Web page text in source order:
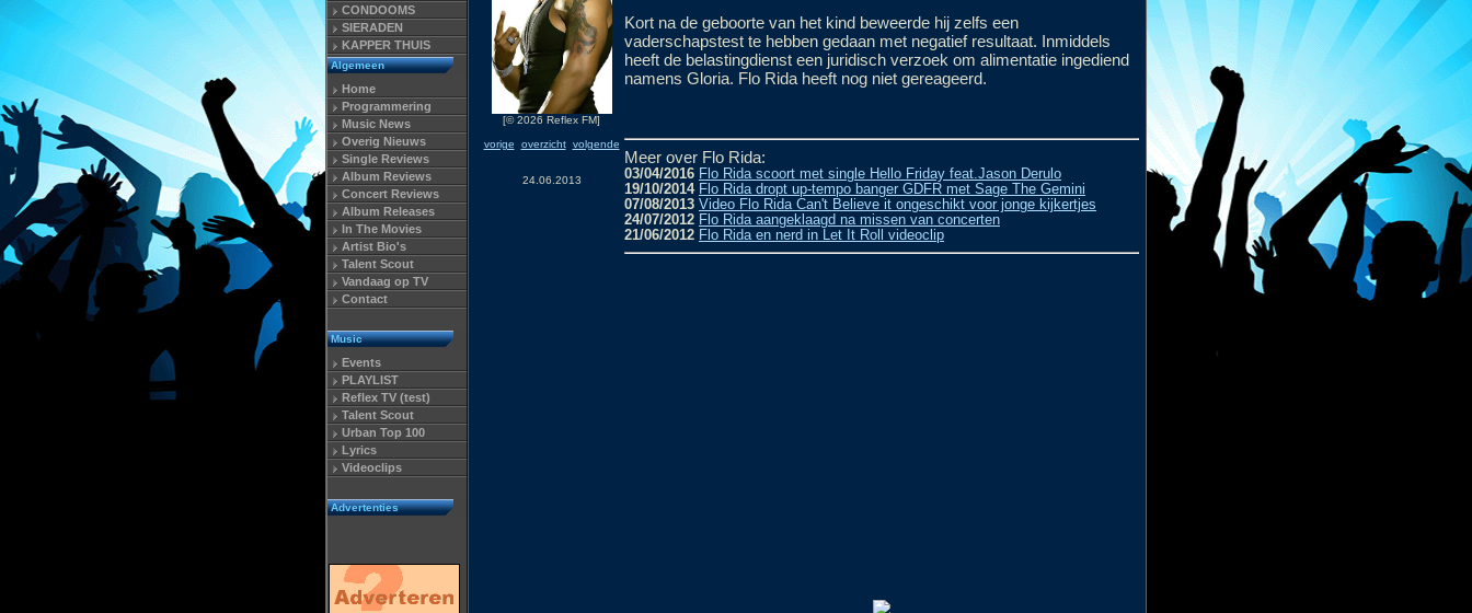
CONDOOMS
SIERADEN
KAPPER THUIS
Algemeen
Home
Programmering
Music News
Overig Nieuws
Single Reviews
Album Reviews
Concert Reviews
Album Releases
In The Movies
Artist Bio's
Talent Scout
Vandaag op TV
Contact
Music
Events
PLAYLIST
Reflex TV (test)
Talent Scout
Urban Top 100
Lyrics
Videoclips
Advertenties
[© 2026 Reflex FM]
vorige
overzicht volgende
24.06.2013
Kort na de geboorte van het kind beweerde hij zelfs een
vaderschapstest te hebben gedaan met negatief resultaat. Inmiddels
heeft de belastingdienst een juridisch verzoek om alimentatie ingediend
namens Gloria. Flo Rida heeft nog niet gereageerd.
Meer over Flo Rida:
03/04/2016 Flo Rida scoort met single Hello Friday feat.Jason Derulo
19/10/2014 Flo Rida dropt up-tempo banger GDFR met Sage The Gemini
07/08/2013 Video Flo Rida Can't Believe it ongeschikt voor jonge kijkertjes
24/07/2012 Flo Rida aangeklaagd na missen van concerten
21/06/2012 Flo Rida en nerd in Let It Roll videoclip